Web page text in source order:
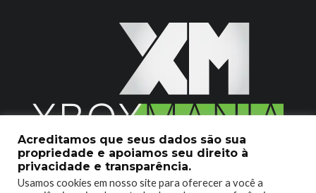
2020 © Xboxmania. Todos os Direitos Reservados.
SOBRE O XBOX MANIA CONTATO
Acreditamos que seus dados são sua
propriedade e apoiamos seu direito à
privacidade e transparência.
Usamos cookies em nosso site para oferecer a você a